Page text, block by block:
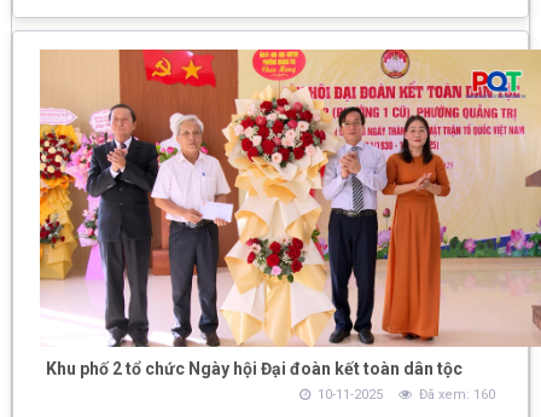
Khu phố 2 tổ chức Ngày hội Đại đoàn kết toàn dân tộc
10-11-2025 Đã xem: 160